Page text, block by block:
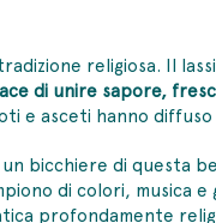
religiosa. Il
di unire sapore,
e asceti hanno
bicchiere di questa
di colori,
profondamente